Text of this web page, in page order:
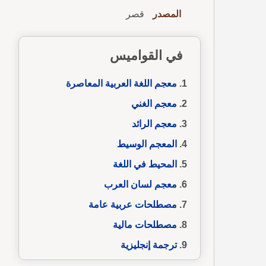
المصدر قصر
في القواميس
معجم اللغة العربية المعاصرة
معجم الغني
معجم الرائد
المعجم الوسيط
المحيط في اللغة
معجم لسان العرب
مصطلحات عربية عامة
مصطلحات مالية
ترجمة إنجليزية